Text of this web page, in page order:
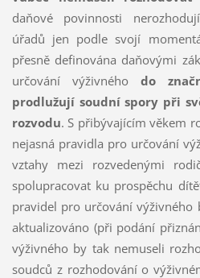
daňové povinnosti
úřadů jen podle svojí
přesně definována daňovými
určování výživného do
prodlužují soudní spory při
rozvodu. S přibývajícím věkem
nejasná pravidla pro určování
vztahy mezi rozvedenými
spolupracovat ku prospěchu
pravidel pro určování výživného
aktualizováno (při podání
výživného by tak nemuseli
soudců z rozhodování o